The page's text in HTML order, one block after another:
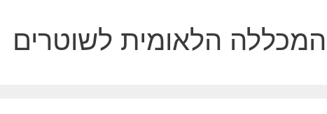
המכללה הלאומית לשוטרים